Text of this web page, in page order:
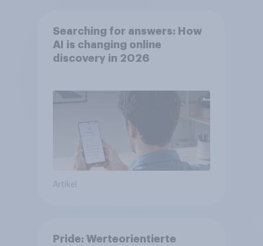
Searching for answers: How
AI is changing online
discovery in 2026
Artikel
Pride: Werteorientierte